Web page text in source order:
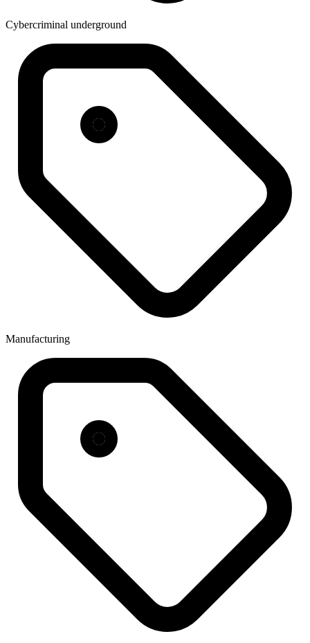
Cybercriminal underground
Manufacturing